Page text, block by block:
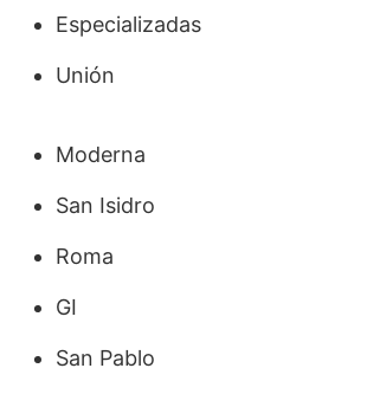
Especializadas
Unión
Moderna
San Isidro
Roma
GI
San Pablo